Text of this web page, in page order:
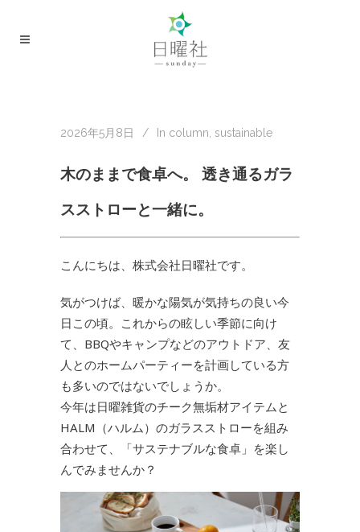
2026年5月8日 In column sustainable
木のままで食卓へ。 透き通るガラ
スストローと一緒に。
こんにちは、株式会社日曜社です。
気がつけば、暖かな陽気が気持ちの良い今
日この頃。これからの眩しい季節に向け
て、BBQやキャンプなどのアウトドア、友
人とのホームパーティーを計画している方
も多いのではないでしょうか。
今年は日曜雑貨のチーク無垢材アイテムと
HALM（ハルム）のガラスストローを組み
合わせて、「サステナブルな食卓」を楽し
んでみませんか？